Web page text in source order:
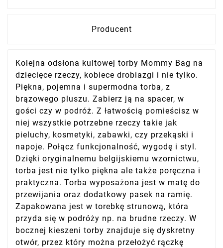
Producent
Kolejna odsłona kultowej torby Mommy Bag na
dziecięce rzeczy, kobiece drobiazgi i nie tylko.
Piękna, pojemna i supermodna torba, z
brązowego pluszu. Zabierz ją na spacer, w
gości czy w podróż. Z łatwością pomieścisz w
niej wszystkie potrzebne rzeczy takie jak
pieluchy, kosmetyki, zabawki, czy przekąski i
napoje. Połącz funkcjonalność, wygodę i styl.
Dzięki oryginalnemu belgijskiemu wzornictwu,
torba jest nie tylko piękna ale także poręczna i
praktyczna. Torba wyposażona jest w matę do
przewijania oraz dodatkowy pasek na ramię.
Zapakowana jest w torebkę strunową, która
przyda się w podróży np. na brudne rzeczy. W
bocznej kieszeni torby znajduje się dyskretny
otwór, przez który można przełożyć rączkę